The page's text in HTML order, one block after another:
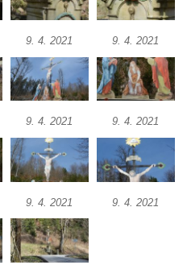
od Chouče
od Kozel
na Lovoš
9. 4. 2021 9. 4. 2021
9. 4. 2021 9. 4. 2021
9. 4. 2021 9. 4. 2021